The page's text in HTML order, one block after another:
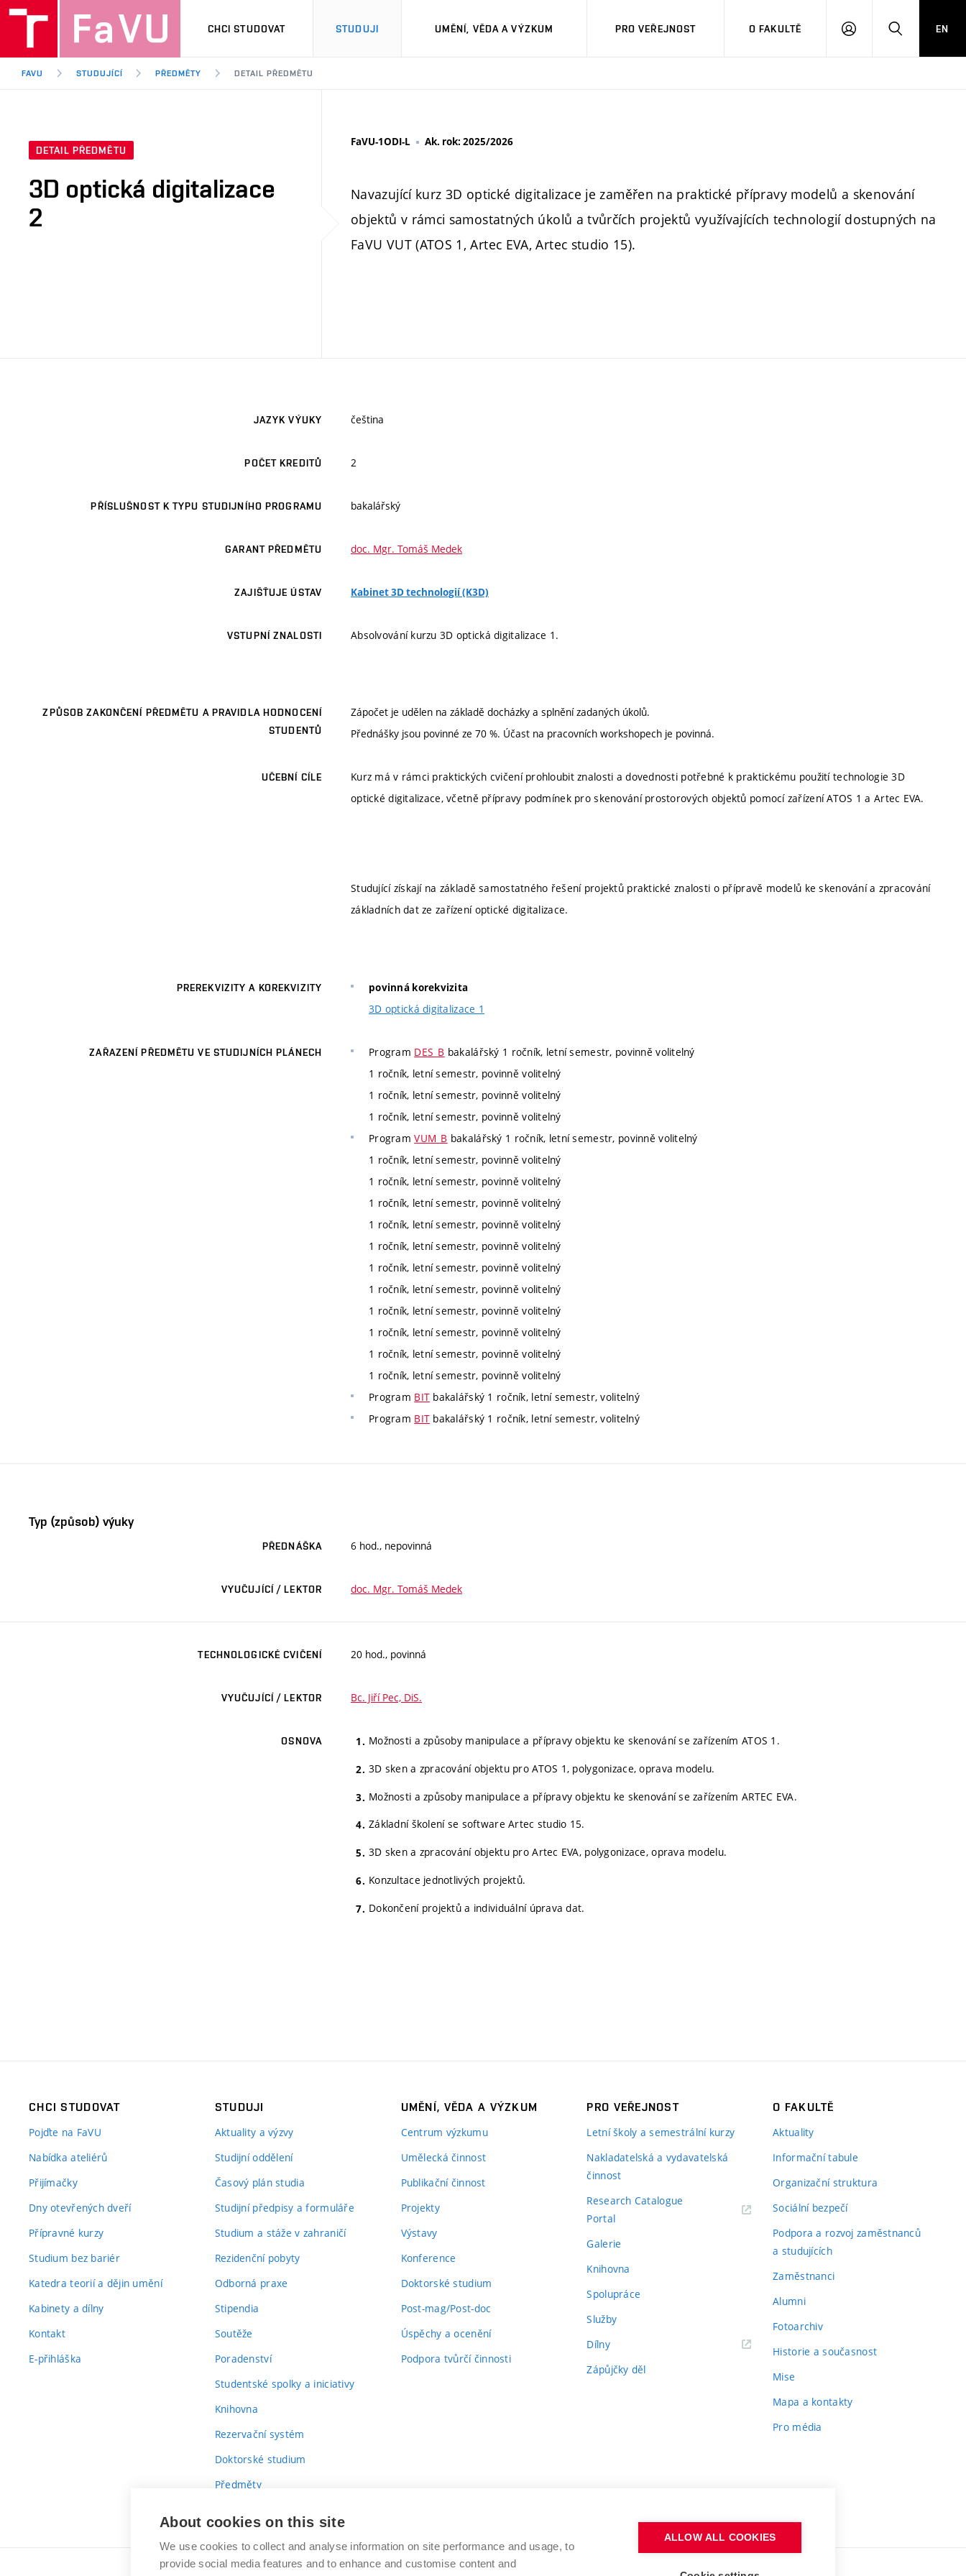
CHCI STUDOVAT STUDUJI UMĚNÍ, VĚDA A VÝZKUM PRO VEŘEJNOST O FAKULTĚ
PŘIHLÁSITHLEDAT
EN
FAVU STUDUJÍCÍ PŘEDMĚTY DETAIL PŘEDMĚTU
DETAIL PŘEDMĚTU
3D optická digitalizace
2
FaVU-1ODI-L Ak. rok: 2025/2026
Navazující kurz 3D optické digitalizace je zaměřen na praktické přípravy modelů a skenování
objektů v rámci samostatných úkolů a tvůrčích projektů využívajících technologií dostupných na
FaVU VUT (ATOS 1, Artec EVA, Artec studio 15).
JAZYK VÝUKY čeština
POČET KREDITŮ 2
PŘÍSLUŠNOST K TYPU STUDIJNÍHO PROGRAMU bakalářský
GARANT PŘEDMĚTU doc. Mgr. Tomáš Medek
ZAJIŠŤUJE ÚSTAV Kabinet 3D technologií (K3D)
VSTUPNÍ ZNALOSTI Absolvování kurzu 3D optická digitalizace 1.
ZPŮSOB ZAKONČENÍ PŘEDMĚTU A PRAVIDLA HODNOCENÍ
STUDENTŮ
Zápočet je udělen na základě docházky a splnění zadaných úkolů.
Přednášky jsou povinné ze 70 %. Účast na pracovních workshopech je povinná.
UČEBNÍ CÍLE
Kurz má v rámci praktických cvičení prohloubit znalosti a dovednosti potřebné k praktickému použití technologie 3D
optické digitalizace, včetně přípravy podmínek pro skenování prostorových objektů pomocí zařízení ATOS 1 a Artec EVA.
Studující získají na základě samostatného řešení projektů praktické znalosti o přípravě modelů ke skenování a zpracování
základních dat ze zařízení optické digitalizace.
PREREKVIZITY A KOREKVIZITY povinná korekvizita
3D optická digitalizace 1
ZAŘAZENÍ PŘEDMĚTU VE STUDIJNÍCH PLÁNECH Program DES_B bakalářský 1 ročník, letní semestr, povinně volitelný
1 ročník, letní semestr, povinně volitelný
1 ročník, letní semestr, povinně volitelný
1 ročník, letní semestr, povinně volitelný
ProgramVUM_B bakalářský 1 ročník, letní semestr, povinně volitelný
1 ročník, letní semestr, povinně volitelný
1 ročník, letní semestr, povinně volitelný
1 ročník, letní semestr, povinně volitelný
1 ročník, letní semestr, povinně volitelný
1 ročník, letní semestr, povinně volitelný
1 ročník, letní semestr, povinně volitelný
1 ročník, letní semestr, povinně volitelný
1 ročník, letní semestr, povinně volitelný
1 ročník, letní semestr, povinně volitelný
1 ročník, letní semestr, povinně volitelný
1 ročník, letní semestr, povinně volitelný
Program BIT bakalářský 1 ročník, letní semestr, volitelný
Program BIT bakalářský 1 ročník, letní semestr, volitelný
Typ (způsob) výuky
PŘEDNÁŠKA 6 hod., nepovinná
VYUČUJÍCÍ / LEKTOR doc. Mgr. Tomáš Medek
TECHNOLOGICKÉ CVIČENÍ 20 hod., povinná
VYUČUJÍCÍ / LEKTOR Bc. Jiří Pec, DiS.
OSNOVA Možnosti a způsoby manipulace a přípravy objektu ke skenování se zařízením ATOS 1.
3D sken a zpracování objektu pro ATOS 1, polygonizace, oprava modelu.
Možnosti a způsoby manipulace a přípravy objektu ke skenování se zařízením ARTEC EVA.
Základní školení se software Artec studio 15.
3D sken a zpracování objektu pro Artec EVA, polygonizace, oprava modelu.
Konzultace jednotlivých projektů.
Dokončení projektů a individuální úprava dat.
CHCI STUDOVAT
Pojďte na FaVU
Nabídka ateliérů
Přijímačky
Dny otevřených dveří
Přípravné kurzy
Studium bez bariér
Katedra teorií a dějin umění
Kabinety a dílny
Kontakt
E-přihláška
STUDUJI
Aktuality a výzvy
Studijní oddělení
Časový plán studia
Studijní předpisy a formuláře
Studium a stáže v zahraničí
Rezidenční pobyty
Odborná praxe
Stipendia
Soutěže
Poradenství
Studentské spolky a iniciativy
Knihovna
Rezervační systém
Doktorské studium
Předměty
UMĚNÍ, VĚDA A VÝZKUM
Centrum výzkumu
Umělecká činnost
Publikační činnost
Projekty
Výstavy
Konference
Doktorské studium
Post-mag/Post-doc
Úspěchy a ocenění
Podpora tvůrčí činnosti
PRO VEŘEJNOST
Letní školy a semestrální kurzy
Nakladatelská a vydavatelská
činnost
Research Catalogue
Portal
Galerie
Knihovna
Spolupráce
Služby
Dílny
Zápůjčky děl
O FAKULTĚ
Aktuality
Informační tabule
Organizační struktura
Sociální bezpečí
Podpora a rozvoj zaměstnanců
a studujících
Zaměstnanci
Alumni
Fotoarchiv
Historie a současnost
Mise
Mapa a kontakty
Pro média
About cookies on this site
We use cookies to collect and analyse information on site performance and usage, to
provide social media features and to enhance and customise content and
ALLOW ALL COOKIES